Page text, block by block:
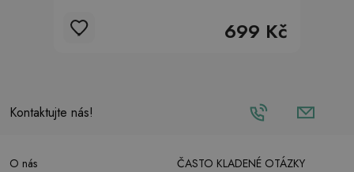
699 Kč
Kontaktujte nás!
O nás ČASTO KLADENÉ OTÁZKY